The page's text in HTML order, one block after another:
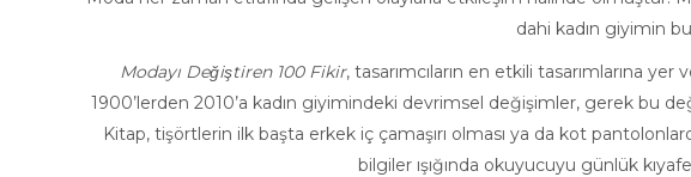
dahi kadın giyimin
Modayı Değiştiren 100 Fikir, tasarımcıların en etkili tasarımlarına
1900’lerden 2010’a kadın giyimindeki devrimsel değişimler, gerek bu
Kitap, tişörtlerin ilk başta erkek iç çamaşırı olması ya da kot
bilgiler ışığında okuyucuyu günlük